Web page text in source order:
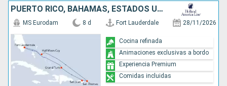
PUERTO RICO, BAHAMAS, ESTADOS UNIDOS
MS Eurodam 8 d Fort Lauderdale 28/11/2026
Cocina refinada
Animaciones exclusivas a bordo
Experiencia Premium
Comidas incluidas